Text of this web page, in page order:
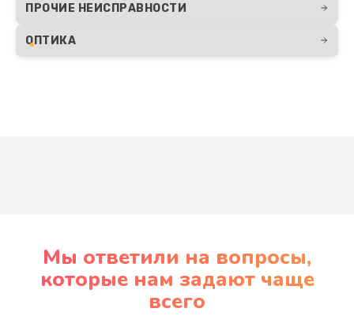
650 руб.
ПРОЧИЕ НЕИСПРАВНОСТИ
ОПТИКА
Мы ответили на вопросы,
которые нам задают чаще
всего